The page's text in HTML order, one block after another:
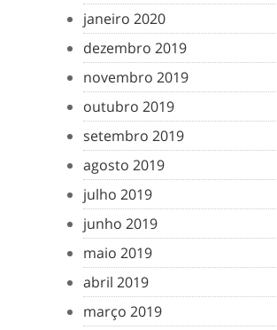
janeiro 2020
dezembro 2019
novembro 2019
outubro 2019
setembro 2019
agosto 2019
julho 2019
junho 2019
maio 2019
abril 2019
março 2019